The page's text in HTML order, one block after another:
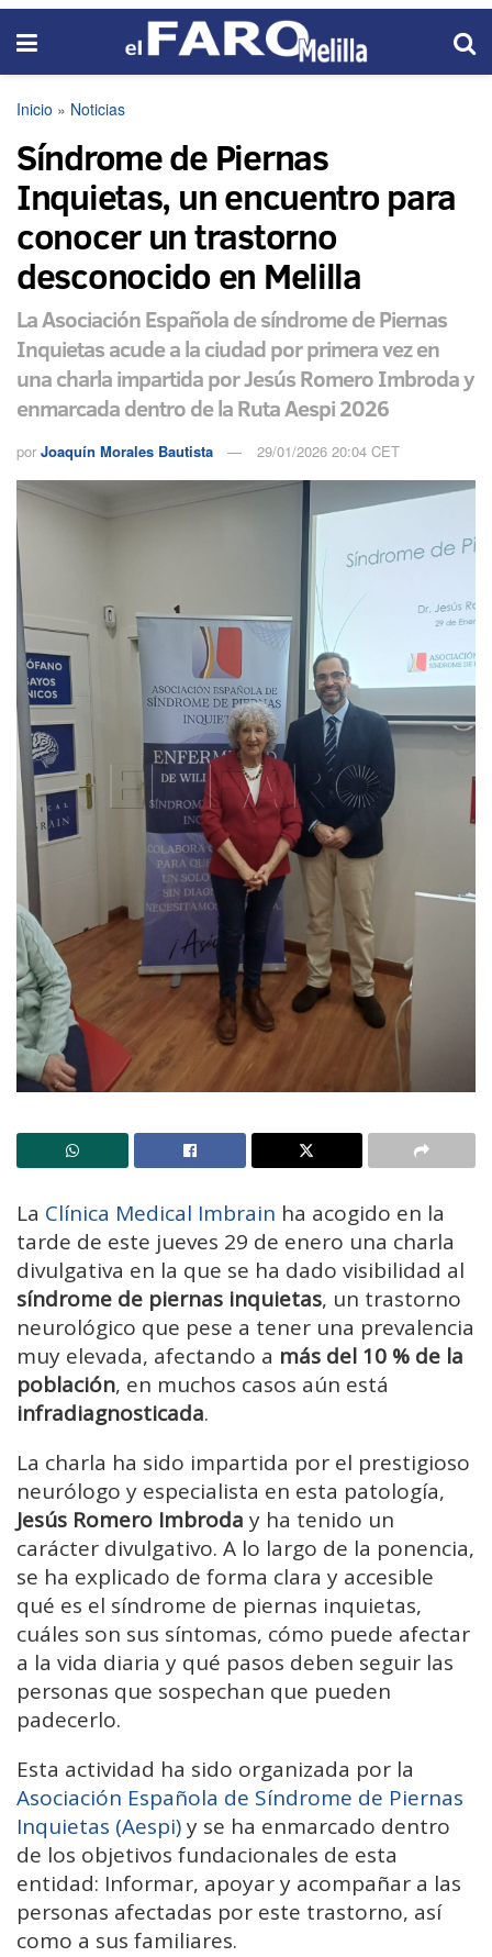
Inicio » Noticias
Síndrome de Piernas
Inquietas, un encuentro para
conocer un trastorno
desconocido en Melilla
La Asociación Española de síndrome de Piernas
Inquietas acude a la ciudad por primera vez en
una charla impartida por Jesús Romero Imbroda y
enmarcada dentro de la Ruta Aespi 2026
por Joaquín Morales Bautista 29/01/2026 20:04 CET
La Clínica Medical Imbrain ha acogido en la
tarde de este jueves 29 de enero una charla
divulgativa en la que se ha dado visibilidad al
síndrome de piernas inquietas, un trastorno
neurológico que pese a tener una prevalencia
muy elevada, afectando a más del 10 % de la
población, en muchos casos aún está
infradiagnosticada.
La charla ha sido impartida por el prestigioso
neurólogo y especialista en esta patología,
Jesús Romero Imbroda y ha tenido un
carácter divulgativo. A lo largo de la ponencia,
se ha explicado de forma clara y accesible
qué es el síndrome de piernas inquietas,
cuáles son sus síntomas, cómo puede afectar
a la vida diaria y qué pasos deben seguir las
personas que sospechan que pueden
padecerlo.
Esta actividad ha sido organizada por la
Asociación Española de Síndrome de Piernas
Inquietas (Aespi)y se ha enmarcado dentro
de los objetivos fundacionales de esta
entidad: Informar, apoyar y acompañar a las
personas afectadas por este trastorno, así
como a sus familiares.